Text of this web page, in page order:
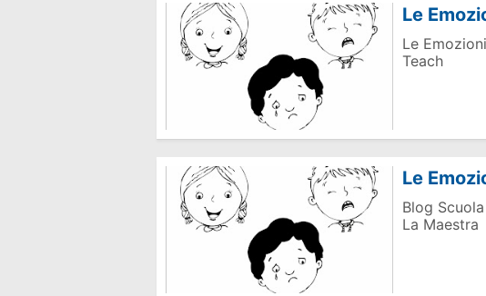
Le
Le
Teach
Le
Blog
La Maestra